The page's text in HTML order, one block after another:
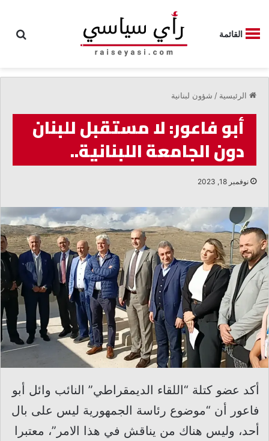
القائمة
الرئيسية / شؤون لبنانية
أبو فاعور: لا مستقبل للبنان
دون الجامعة اللبنانية..
نوفمبر 18, 2023
أكد عضو كتلة “اللقاء الديمقراطي” النائب وائل أبو
فاعور أن “موضوع رئاسة الجمهورية ليس على بال
أحد، وليس هناك من يناقش في هذا الامر”، معتبرا